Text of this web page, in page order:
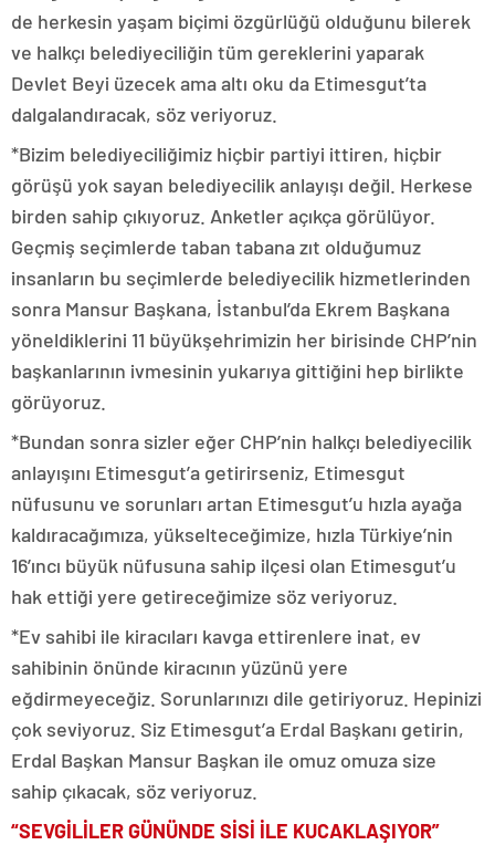
de herkesin yaşam biçimi özgürlüğü olduğunu bilerek
ve halkçı belediyeciliğin tüm gereklerini yaparak
Devlet Beyi üzecek ama altı oku da Etimesgut’ta
dalgalandıracak, söz veriyoruz.
*Bizim belediyeciliğimiz hiçbir partiyi ittiren, hiçbir
görüşü yok sayan belediyecilik anlayışı değil. Herkese
birden sahip çıkıyoruz. Anketler açıkça görülüyor.
Geçmiş seçimlerde taban tabana zıt olduğumuz
insanların bu seçimlerde belediyecilik hizmetlerinden
sonra Mansur Başkana, İstanbul’da Ekrem Başkana
yöneldiklerini 11 büyükşehrimizin her birisinde CHP’nin
başkanlarının ivmesinin yukarıya gittiğini hep birlikte
görüyoruz.
*Bundan sonra sizler eğer CHP’nin halkçı belediyecilik
anlayışını Etimesgut’a getirirseniz, Etimesgut
nüfusunu ve sorunları artan Etimesgut’u hızla ayağa
kaldıracağımıza, yükselteceğimize, hızla Türkiye’nin
16’ıncı büyük nüfusuna sahip ilçesi olan Etimesgut’u
hak ettiği yere getireceğimize söz veriyoruz.
*Ev sahibi ile kiracıları kavga ettirenlere inat, ev
sahibinin önünde kiracının yüzünü yere
eğdirmeyeceğiz. Sorunlarınızı dile getiriyoruz. Hepinizi
çok seviyoruz. Siz Etimesgut’a Erdal Başkanı getirin,
Erdal Başkan Mansur Başkan ile omuz omuza size
sahip çıkacak, söz veriyoruz.
“SEVGİLİLER GÜNÜNDE SİSİ İLE KUCAKLAŞIYOR”